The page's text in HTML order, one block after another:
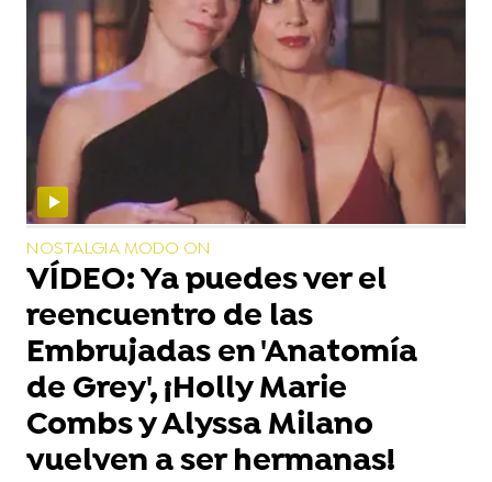
NOSTALGIA MODO ON
VÍDEO: Ya puedes ver el
reencuentro de las
Embrujadas en 'Anatomía
de Grey', ¡Holly Marie
Combs y Alyssa Milano
vuelven a ser hermanas!